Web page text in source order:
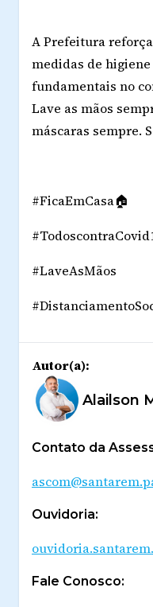
A Prefeitura
medidas de
fundamentais no
Lave as mãos
máscaras sempre.
#FicaEmCasa🏠
#LaveAsMãos
Autor(a):
Alailson
Contato da
Ouvidoria:
Fale Conosco: